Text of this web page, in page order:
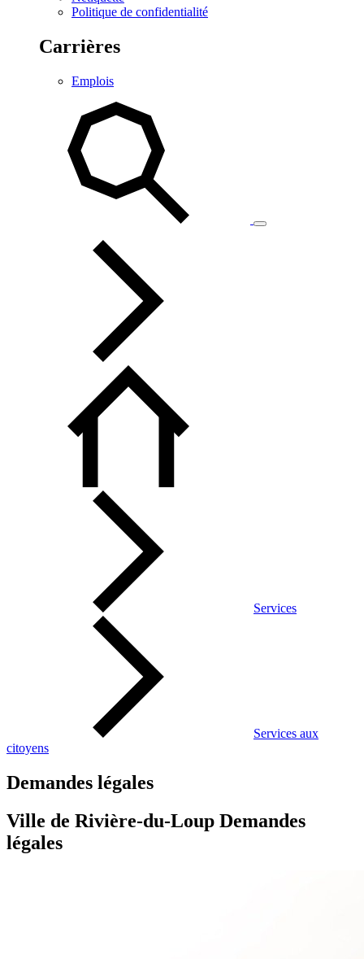
Politique de confidentialité
Carrières
Emplois
Services
Services aux
citoyens
Demandes légales
Ville de Rivière-du-Loup Demandes
légales